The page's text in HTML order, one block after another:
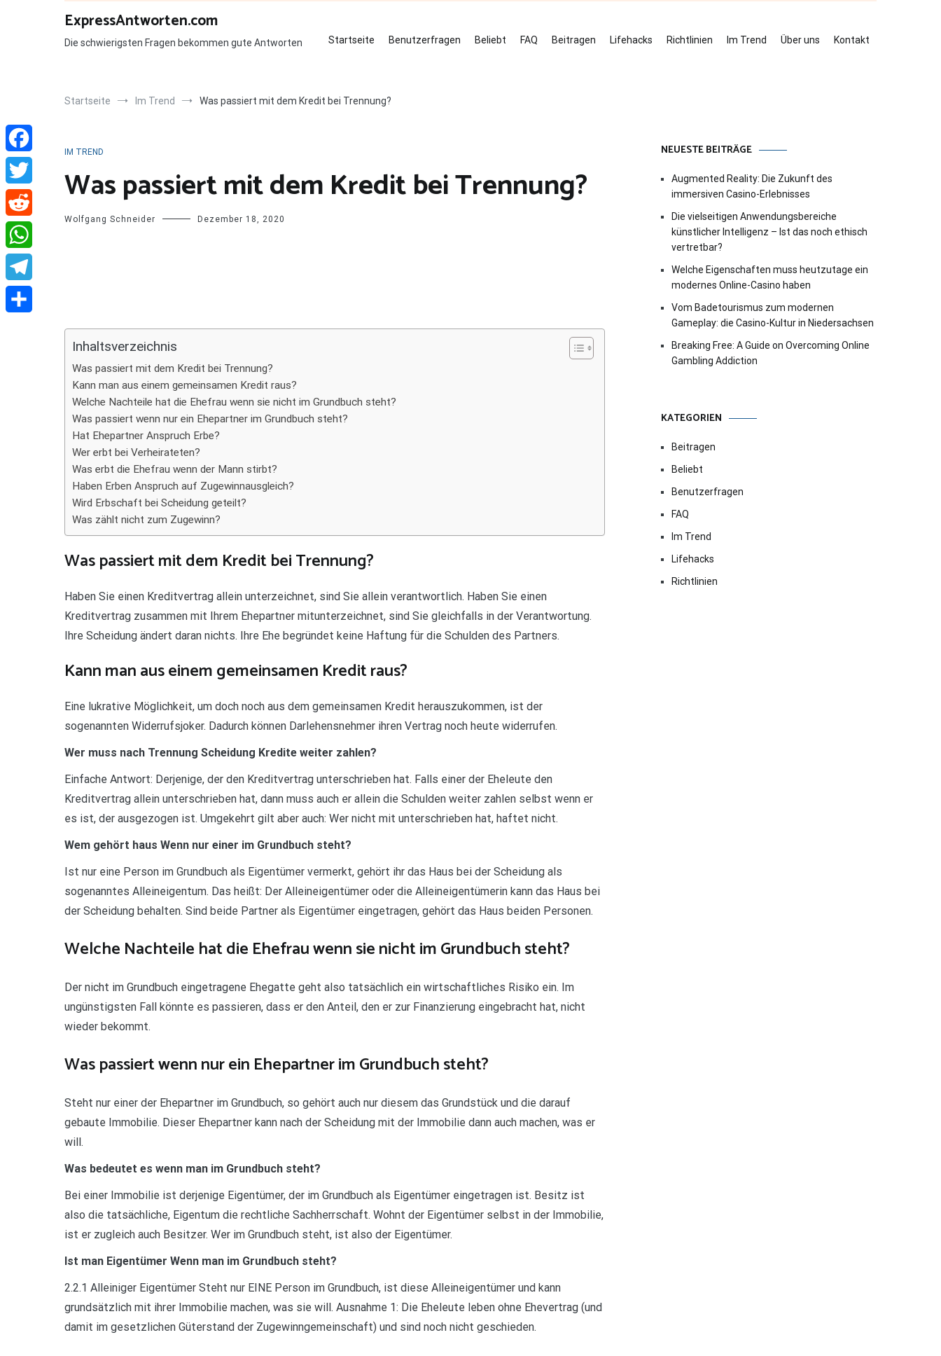
ExpressAntworten.com
Die schwierigsten Fragen bekommen gute Antworten Startseite Benutzerfragen Beliebt FAQ Beitragen Lifehacks Richtlinien Im Trend Über uns Kontakt
Startseite Im Trend Was passiert mit dem Kredit bei Trennung?
IM TREND
Was passiert mit dem Kredit bei Trennung?
Wolfgang Schneider Dezember 18, 2020
Inhaltsverzeichnis
Was passiert mit dem Kredit bei Trennung?
Kann man aus einem gemeinsamen Kredit raus?
Welche Nachteile hat die Ehefrau wenn sie nicht im Grundbuch steht?
Was passiert wenn nur ein Ehepartner im Grundbuch steht?
Hat Ehepartner Anspruch Erbe?
Wer erbt bei Verheirateten?
Was erbt die Ehefrau wenn der Mann stirbt?
Haben Erben Anspruch auf Zugewinnausgleich?
Wird Erbschaft bei Scheidung geteilt?
Was zählt nicht zum Zugewinn?
Was passiert mit dem Kredit bei Trennung?
Haben Sie einen Kreditvertrag allein unterzeichnet, sind Sie allein verantwortlich. Haben Sie einen
Kreditvertrag zusammen mit Ihrem Ehepartner mitunterzeichnet, sind Sie gleichfalls in der Verantwortung.
Ihre Scheidung ändert daran nichts. Ihre Ehe begründet keine Haftung für die Schulden des Partners.
Kann man aus einem gemeinsamen Kredit raus?
Eine lukrative Möglichkeit, um doch noch aus dem gemeinsamen Kredit herauszukommen, ist der
sogenannten Widerrufsjoker. Dadurch können Darlehensnehmer ihren Vertrag noch heute widerrufen.
Wer muss nach Trennung Scheidung Kredite weiter zahlen?
Einfache Antwort: Derjenige, der den Kreditvertrag unterschrieben hat. Falls einer der Eheleute den
Kreditvertrag allein unterschrieben hat, dann muss auch er allein die Schulden weiter zahlen selbst wenn er
es ist, der ausgezogen ist. Umgekehrt gilt aber auch: Wer nicht mit unterschrieben hat, haftet nicht.
Wem gehört haus Wenn nur einer im Grundbuch steht?
Ist nur eine Person im Grundbuch als Eigentümer vermerkt, gehört ihr das Haus bei der Scheidung als
sogenanntes Alleineigentum. Das heißt: Der Alleineigentümer oder die Alleineigentümerin kann das Haus bei
der Scheidung behalten. Sind beide Partner als Eigentümer eingetragen, gehört das Haus beiden Personen.
Welche Nachteile hat die Ehefrau wenn sie nicht im Grundbuch steht?
Der nicht im Grundbuch eingetragene Ehegatte geht also tatsächlich ein wirtschaftliches Risiko ein. Im
ungünstigsten Fall könnte es passieren, dass er den Anteil, den er zur Finanzierung eingebracht hat, nicht
wieder bekommt.
Was passiert wenn nur ein Ehepartner im Grundbuch steht?
Steht nur einer der Ehepartner im Grundbuch, so gehört auch nur diesem das Grundstück und die darauf
gebaute Immobilie. Dieser Ehepartner kann nach der Scheidung mit der Immobilie dann auch machen, was er
will.
Was bedeutet es wenn man im Grundbuch steht?
Bei einer Immobilie ist derjenige Eigentümer, der im Grundbuch als Eigentümer eingetragen ist. Besitz ist
also die tatsächliche, Eigentum die rechtliche Sachherrschaft. Wohnt der Eigentümer selbst in der Immobilie,
ist er zugleich auch Besitzer. Wer im Grundbuch steht, ist also der Eigentümer.
Ist man Eigentümer Wenn man im Grundbuch steht?
2.2.1 Alleiniger Eigentümer Steht nur EINE Person im Grundbuch, ist diese Alleineigentümer und kann
grundsätzlich mit ihrer Immobilie machen, was sie will. Ausnahme 1: Die Eheleute leben ohne Ehevertrag (und
damit im gesetzlichen Güterstand der Zugewinngemeinschaft) und sind noch nicht geschieden.
NEUESTE BEITRÄGE
Augmented Reality: Die Zukunft des
immersiven Casino-Erlebnisses
Die vielseitigen Anwendungsbereiche
künstlicher Intelligenz – Ist das noch ethisch
vertretbar?
Welche Eigenschaften muss heutzutage ein
modernes Online-Casino haben
Vom Badetourismus zum modernen
Gameplay: die Casino-Kultur in Niedersachsen
Breaking Free: A Guide on Overcoming Online
Gambling Addiction
KATEGORIEN
Beitragen
Beliebt
Benutzerfragen
FAQ
Im Trend
Lifehacks
Richtlinien
Facebook
Twitter
Reddit
WhatsApp
Telegram